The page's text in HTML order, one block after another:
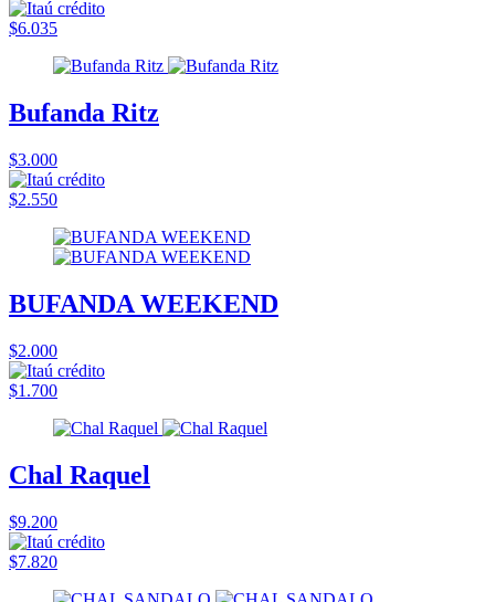
$6.035
Bufanda Ritz
$3.000
$2.550
BUFANDA WEEKEND
$2.000
$1.700
Chal Raquel
$9.200
$7.820